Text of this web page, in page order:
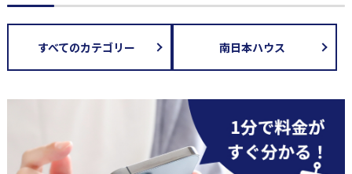
すべてのカテゴリー 南日本ハウス